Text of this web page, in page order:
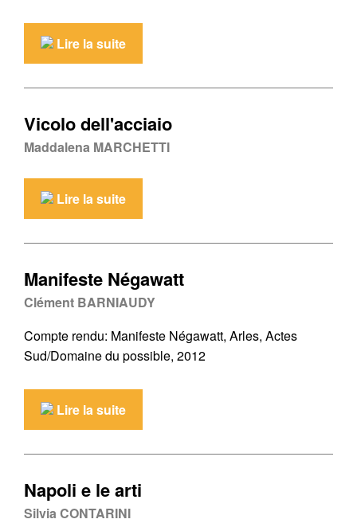
Lire la suite
Vicolo dell'acciaio
Maddalena MARCHETTI
Lire la suite
Manifeste Négawatt
Clément BARNIAUDY
Compte rendu: Manifeste Négawatt, Arles, Actes
Sud/Domaine du possible, 2012
Lire la suite
Napoli e le arti
Silvia CONTARINI